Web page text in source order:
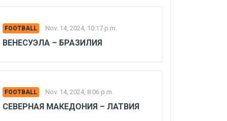
FOOTBALL Nov. 14, 2024, 10:17 p.m.
ВЕНЕСУЭЛА – БРАЗИЛИЯ
FOOTBALL Nov. 14, 2024, 8:06 p.m.
СЕВЕРНАЯ МАКЕДОНИЯ – ЛАТВИЯ